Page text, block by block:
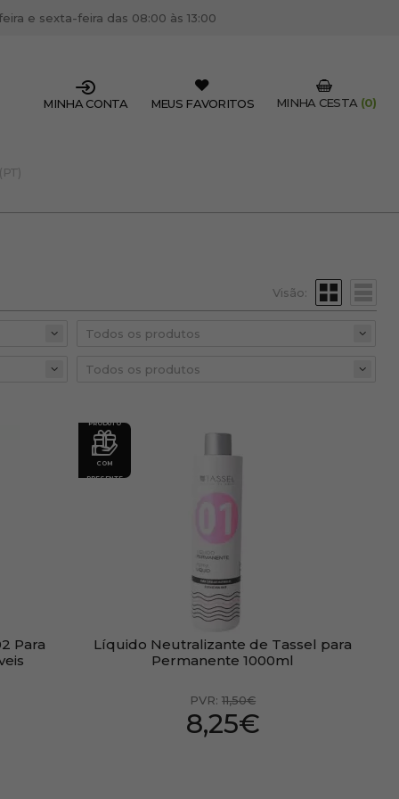
CRIAR CONTA PROFISSIONAL
e sexta-feira das 08:00 às 13:00
MINHA CESTA (0)
MEUS FAVORITOS
MINHA CONTA
(PT)
Visão:
Para
PRODUTO
COM
PRESENTE
Líquido Neutralizante de Tassel para
Permanente 1000ml
PVR:11,50€
8,25€